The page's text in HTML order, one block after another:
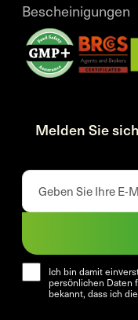
Bescheinigungen
Melden Sie
Ich bin damit
persönlichen Daten
bekannt, dass ich